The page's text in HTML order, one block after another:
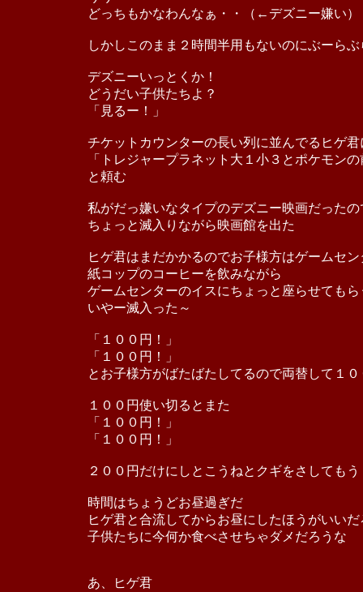
どっちもかなわんなぁ・・（←デズニー嫌い）
しかしこのまま２時間半用もないのにぶーら
デズニーいっとくか！
どうだい子供たちよ？
「見るー！」
チケットカウンターの長い列に並んでるヒゲ君
「トレジャープラネット大１小３とポケモン
と頼む
私がだっ嫌いなタイプのデズニー映画だったの
ちょっと滅入りながら映画館を出た
ヒゲ君はまだかかるのでお子様方はゲームセン
紙コップのコーヒーを飲みながら
ゲームセンターのイスにちょっと座らせてもら
いやー滅入った～
「１００円！」
「１００円！」
とお子様方がばたばたしてるので両替して１
１００円使い切るとまた
「１００円！」
「１００円！」
２００円だけにしとこうねとクギをさしても
時間はちょうどお昼過ぎだ
ヒゲ君と合流してからお昼にしたほうがいいだ
子供たちに今何か食べさせちゃダメだろうな
あ、ヒゲ君